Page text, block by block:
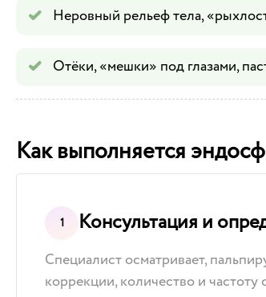
Неровный рельеф тела,
Отёки, «мешки» под глазами,
Как выполняется
Консультация и
Специалист осматривает,
коррекции, количество и частоту